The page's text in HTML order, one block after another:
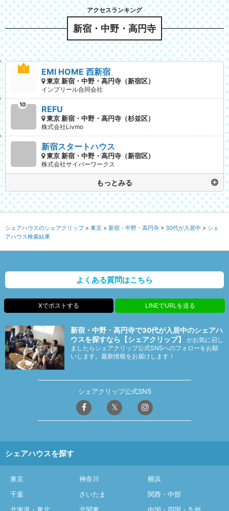
新宿・中野・高円寺
EMI HOME 西新宿
東京 新宿・中野・高円寺（新宿区）
インプリール合同会社
REFU
東京 新宿・中野・高円寺（杉並区）
株式会社Livmo
新宿スタートハウス
東京 新宿・中野・高円寺（新宿区）
株式会社サイバーワークス
もっとみる
シェアハウスのシェアクリップ 東京 新宿・中野・高円寺 30代が入居中
シェ
アハウス検索結果
よくある質問はこちら
Xでポストする LINEでURLを送る
新宿・中野・高円寺で30代が入居中のシェアハ
ウスを探すなら【シェアクリップ】
がお気に召し
ましたらシェアクリップ公式SNSへのフォローをお願
いします。最新情報をお届けします！
シェアクリップ公式SNS
シェアハウスを探す
東京 神奈川
横浜
千葉
さいたま
関西・中部